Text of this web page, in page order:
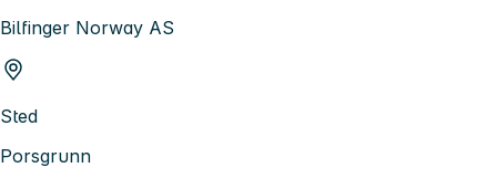
Bilfinger Norway AS
Sted
Porsgrunn